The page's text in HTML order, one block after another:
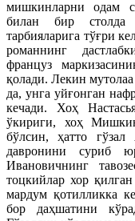
мишкинларни одам
билан бир столда
тарбияларига тўғри
романнинг
француз
қолади. Лекин
да, унга уйғонган
кечади. Хоҳ
ўкириги, хоҳ
бўлсин, ҳатто
давронини суриб
Ивановичнинг
тоцкийлар хор
мардум қотилликка
бор даҳшатини